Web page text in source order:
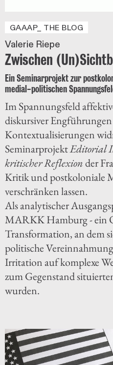
GAAAP_ THE BLOG
Valerie Riepe
Zwischen
Ein Seminarprojekt zur
medial-politischen
Im Spannungsfeld
diskursiver
Kontextualisierungen
SeminarprojektEditorial
kritischer Reflexionder
Kritik und postkoloniale
verschränken lassen.
Als analytischer
MARKK Hamburg - ein
Transformation, an dem
politische
Irritation auf komplexe
zum Gegenstand
wurden.